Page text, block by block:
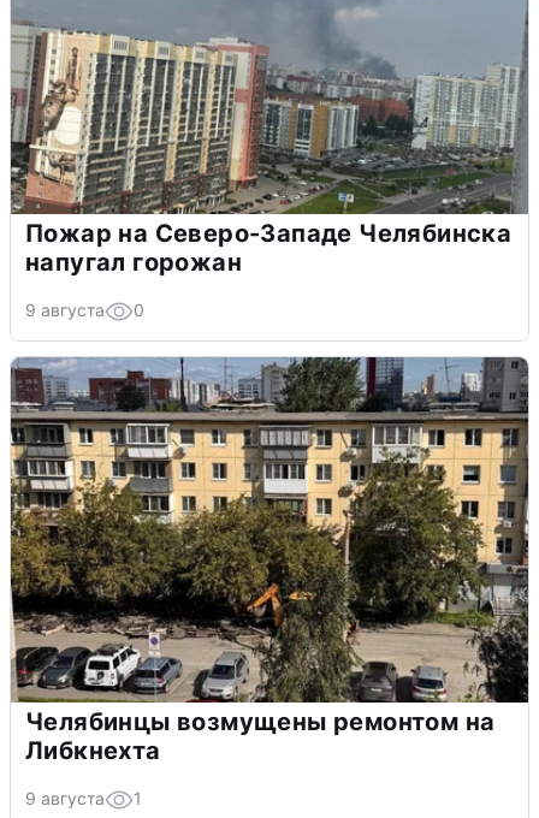
Пожар на Северо-Западе Челябинска
напугал горожан
9 августа 0
Челябинцы возмущены ремонтом на
Либкнехта
9 августа 1